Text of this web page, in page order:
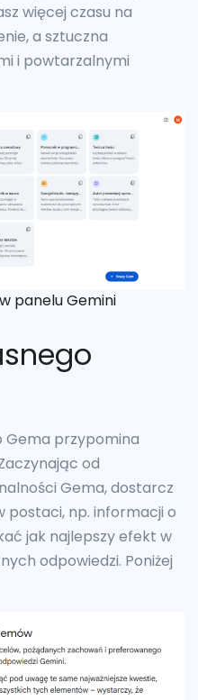
więcej czasu na
a sztuczna
i powtarzalnymi
panelu Gemini
Gema przypomina
od
Gema, dostarcz
postaci, np. informacji o
jak najlepszy efekt w
odpowiedzi. Poniżej